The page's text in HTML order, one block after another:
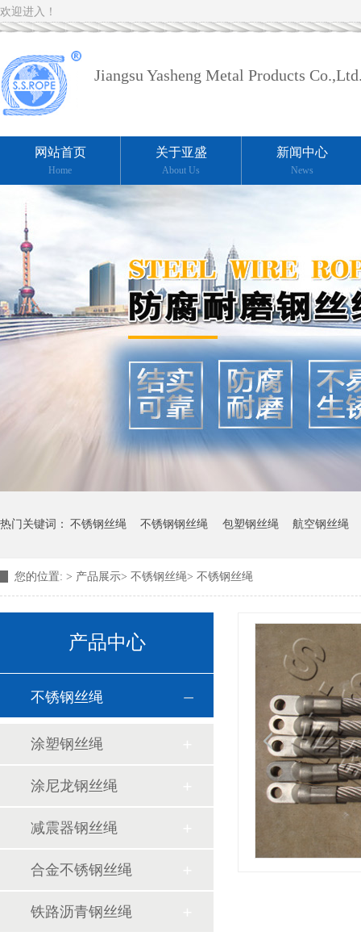
欢迎进入！
Jiangsu Yasheng Metal Products
网站首页
Home
关于亚盛
About Us
新闻中心
News
热门关键词： 不锈钢丝绳 不锈钢钢丝绳 包塑钢丝绳 航空钢丝绳
您的位置: > 产品展示> 不锈钢丝绳> 不锈钢丝绳
产品中心
不锈钢丝绳
涂塑钢丝绳
涂尼龙钢丝绳
减震器钢丝绳
合金不锈钢丝绳
铁路沥青钢丝绳